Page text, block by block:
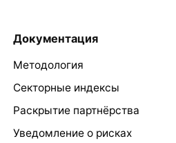
Документация
Методология
Секторные индексы
Раскрытие партнёрства
Уведомление о рисках